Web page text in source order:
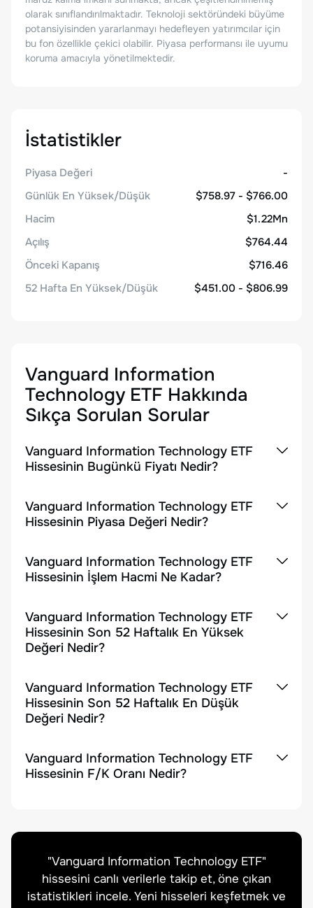
olarak sınıflandırılmaktadır. Teknoloji sektöründeki büyüme
potansiyisinden yararlanmayı hedefleyen yatırımcılar için
bu fon özellikle çekici olabilir. Piyasa performansı ile uyumu
koruma amacıyla yönetilmektedir.
İstatistikler
Piyasa Değeri
-
Günlük En Yüksek/Düşük
$758.97 - $766.00
Hacim
$1.22Mn
Açılış
$764.44
Önceki Kapanış
$716.46
52 Hafta En Yüksek/Düşük
$451.00 - $806.99
Vanguard Information
Technology ETF Hakkında
Sıkça Sorulan Sorular
Vanguard Information Technology ETF
Hissesinin Bugünkü Fiyatı Nedir?
Vanguard Information Technology ETF
Hissesinin Piyasa Değeri Nedir?
Vanguard Information Technology ETF
Hissesinin İşlem Hacmi Ne Kadar?
Vanguard Information Technology ETF
Hissesinin Son 52 Haftalık En Yüksek
Değeri Nedir?
Vanguard Information Technology ETF
Hissesinin Son 52 Haftalık En Düşük
Değeri Nedir?
Vanguard Information Technology ETF
Hissesinin F/K Oranı Nedir?
"Vanguard Information Technology ETF"
hissesini canlı verilerle takip et, öne çıkan
istatistikleri incele. Yeni hisseleri keşfetmek ve